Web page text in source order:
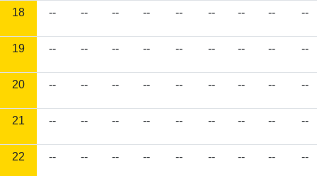
18 -- -- -- -- -- -- -- -- --
19 -- -- -- -- -- -- -- -- --
20 -- -- -- -- -- -- -- -- --
21 -- -- -- -- -- -- -- -- --
22 -- -- -- -- -- -- -- -- --